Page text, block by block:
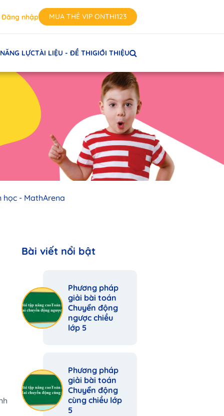
Đăng nhập MUA THẺ VIP ONTHI123
LỰCTÀI LIỆU - ĐỀ THIGIỚI THIỆU
- MathArena
Bài viết nổi bật
Phương pháp
giải bài toán
Chuyển động
ngược chiều
lớp 5
Phương pháp
giải bài toán
Chuyển động
cùng chiều lớp
5